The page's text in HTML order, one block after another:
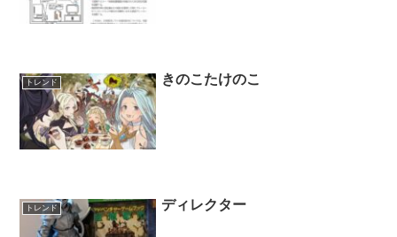
トレンド きのこたけのこ
トレンド ディレクター